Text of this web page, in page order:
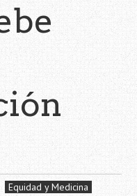
Equidad y Medicina